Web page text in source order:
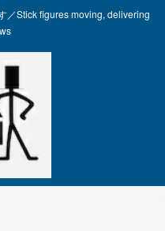
／Stick figures moving, delivering